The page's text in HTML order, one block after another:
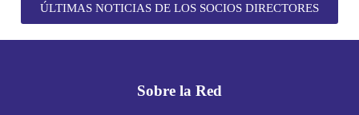
ÚLTIMAS NOTICIAS DE LOS SOCIOS DIRECTORES
Sobre la Red